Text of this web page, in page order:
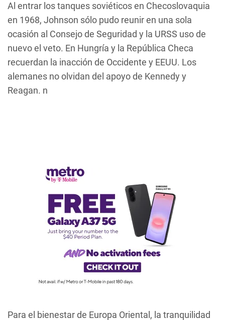
Al entrar los tanques soviéticos en Checoslovaquia
en 1968, Johnson sólo pudo reunir en una sola
ocasión al Consejo de Seguridad y la URSS uso de
nuevo el veto. En Hungría y la República Checa
recuerdan la inacción de Occidente y EEUU. Los
alemanes no olvidan del apoyo de Kennedy y
Reagan. n
Para el bienestar de Europa Oriental, la tranquilidad